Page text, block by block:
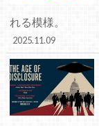
れる模様。
2025.11.09